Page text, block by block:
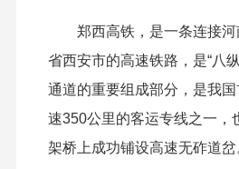
郑西高铁，是一条连接河
省西安市的高速铁路，是“八
通道的重要组成部分，是我
速350公里的客运专线之一，
架桥上成功铺设高速无砟道